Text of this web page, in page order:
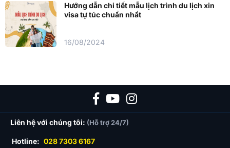
Hướng dẫn chi tiết mẫu lịch trình du lịch xin
visa tự túc chuẩn nhất
16/08/2024
Liên hệ với chúng tôi: (Hỗ trợ 24/7)
Hotline: 028 7303 6167